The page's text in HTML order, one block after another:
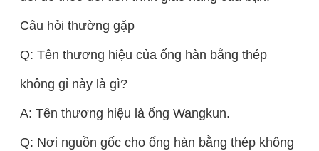
Câu hỏi thường gặp
Q: Tên thương hiệu của ống hàn bằng thép
không gỉ này là gì?
A: Tên thương hiệu là ống Wangkun.
Q: Nơi nguồn gốc cho ống hàn bằng thép không